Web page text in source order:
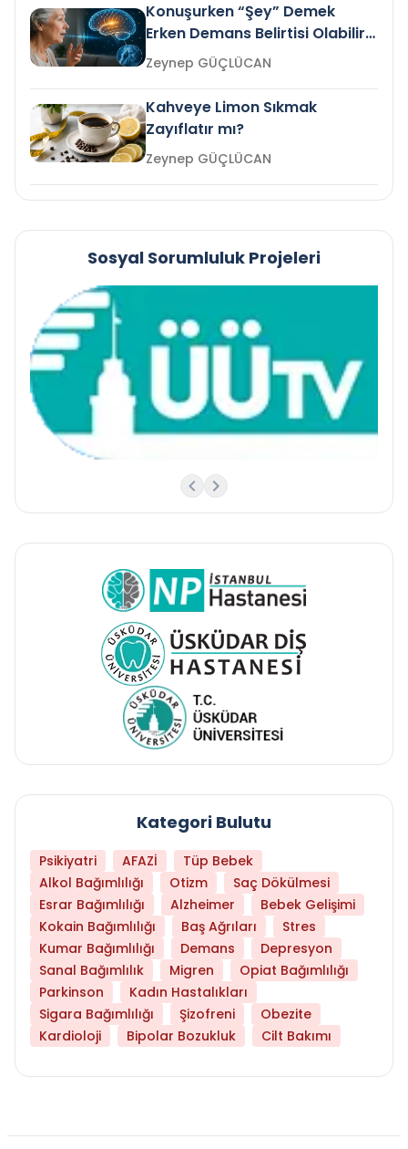
Konuşurken “Şey” Demek
Erken Demans Belirtisi Olabilir
mi?
Zeynep GÜÇLÜCAN
Kahveye Limon Sıkmak
Zayıflatır mı?
Zeynep GÜÇLÜCAN
Sosyal Sorumluluk Projeleri
Kategori Bulutu
Psikiyatri AFAZİ
Tüp Bebek
Alkol Bağımlılığı
Otizm
Saç Dökülmesi
Esrar Bağımlılığı
Alzheimer
Bebek Gelişimi
Kokain Bağımlılığı
Baş Ağrıları
Stres
Kumar Bağımlılığı
Demans
Depresyon
Sanal Bağımlılık
Migren
Opiat Bağımlılığı
Parkinson
Kadın Hastalıkları
Sigara Bağımlılığı
Şizofreni
Obezite
Kardioloji
Bipolar Bozukluk Cilt Bakımı